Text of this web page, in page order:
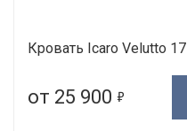
Кровать Icaro Velutto 17
от 25 900 5